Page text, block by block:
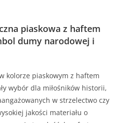
piaskowa z haftem
dumy narodowej i
kolorze piaskowym z haftem
wybór dla miłośników historii,
w strzelectwo czy
jakości materiału o